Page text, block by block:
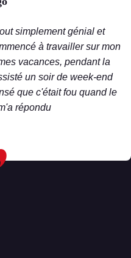
simplement génial et
à travailler sur mon
vacances, pendant la
un soir de week-end
que c'était fou quand le
répondu